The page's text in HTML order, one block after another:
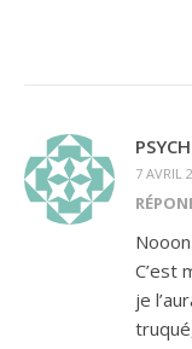
7 AVRIL
C’est
je